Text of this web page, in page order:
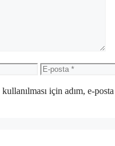
E-
posta
için adım, e-